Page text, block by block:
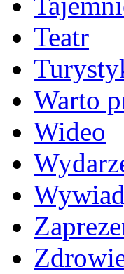
Teatr
Warto
Wideo